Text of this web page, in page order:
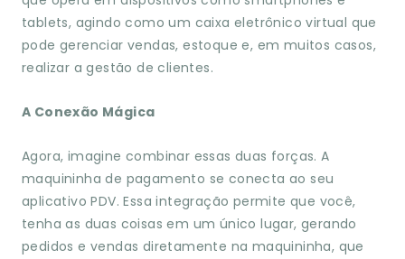
tablets, agindo como um caixa eletrônico virtual que
pode gerenciar vendas, estoque e, em muitos casos,
realizar a gestão de clientes.
A Conexão Mágica
Agora, imagine combinar essas duas forças. A
maquininha de pagamento se conecta ao seu
aplicativo PDV. Essa integração permite que você,
tenha as duas coisas em um único lugar, gerando
pedidos e vendas diretamente na maquininha, que